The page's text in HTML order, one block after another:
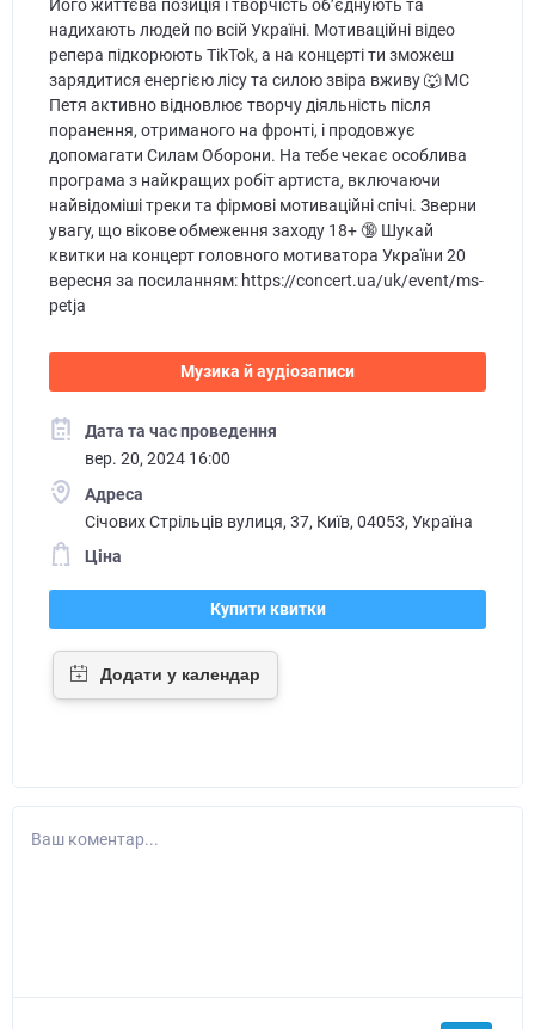
Його життєва позиція і творчість об’єднують та
надихають людей по всій Україні. Мотиваційні відео
репера підкорюють TikTok, а на концерті ти зможеш
зарядитися енергією лісу та силою звіра вживу 🐺 MC
Петя активно відновлює творчу діяльність після
поранення, отриманого на фронті, і продовжує
допомагати Силам Оборони. На тебе чекає особлива
програма з найкращих робіт артиста, включаючи
найвідоміші треки та фірмові мотиваційні спічі. Зверни
увагу, що вікове обмеження заходу 18+ 🔞 Шукай
квитки на концерт головного мотиватора України 20
вересня за посиланням: https://concert.ua/uk/event/ms-
petja
Музика й аудіозаписи
Дата та час проведення
вер. 20, 2024 16:00
Адреса
Січових Стрільців вулиця, 37, Київ, 04053, Україна
Ціна
Купити квитки
Ваш коментар...